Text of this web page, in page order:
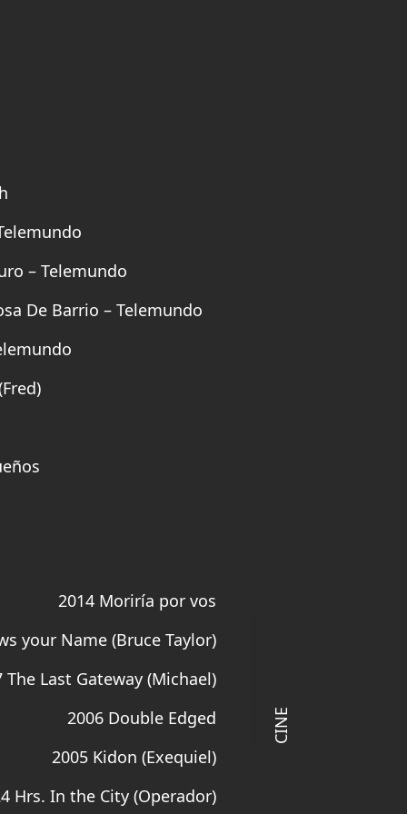
– Telemundo
De Barrio – Telemundo
2014 Moriría por vos
your Name (Bruce Taylor)
The Last Gateway (Michael)
2006 Double Edged
2005 Kidon (Exequiel)
Hrs. In the City (Operador)
CINE